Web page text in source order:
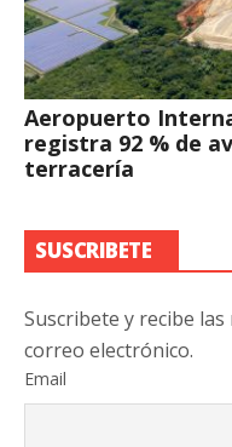
Aeropuerto
registra 92 % de
terracería
SUSCRIBETE
Suscribete y recibe
correo electrónico.
Email